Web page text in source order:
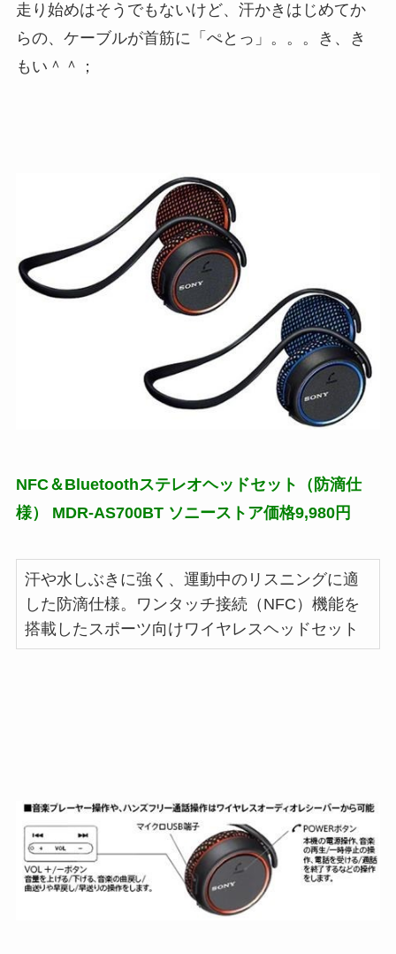
走り始めはそうでもないけど、汗かきはじめてか
らの、ケーブルが首筋に「ぺとっ」。。。き、き
もい＾＾；
NFC＆Bluetoothステレオヘッドセット（ 防滴仕
様）
MDR-AS700BT ソニーストア価格9,980円
汗や水しぶきに強く、運動中のリスニングに適
した防滴仕様。ワンタッチ接続（NFC）機能を
搭載したスポーツ向けワイヤレスヘッドセット